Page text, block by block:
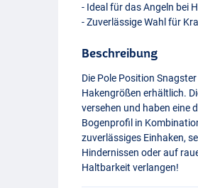
- Ideal für das Angeln bei
- Zuverlässige Wahl für
Beschreibung
Die Pole Position
Hakengrößen erhältlich.
versehen und haben eine
Bogenprofil in
zuverlässiges Einhaken,
Hindernissen oder auf
Haltbarkeit verlangen!